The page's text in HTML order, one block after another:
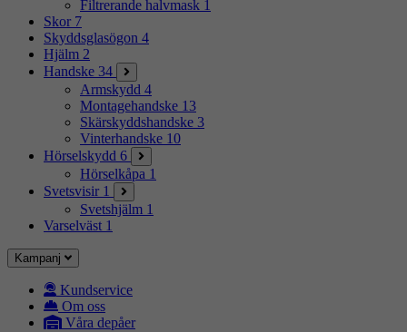
Filtrerande halvmask 1
Skor 7
Skyddsglasögon 4
Hjälm 2
Handske 34
Armskydd 4
Montagehandske 13
Skärskyddshandske 3
Vinterhandske 10
Hörselskydd 6
Hörselkåpa 1
Svetsvisir 1
Svetshjälm 1
Varselväst 1
Kampanj
Kundservice
Om oss
Våra depåer